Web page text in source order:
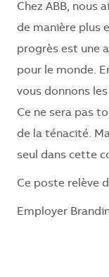
Chez ABB, nous
de manière plus
progrès est une
pour le monde.
vous donnons
Ce ne sera pas
de la ténacité.
seul dans cette
Ce poste relève
Employer